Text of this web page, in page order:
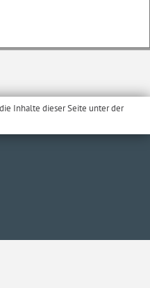
Inhalte dieser Seite unter der